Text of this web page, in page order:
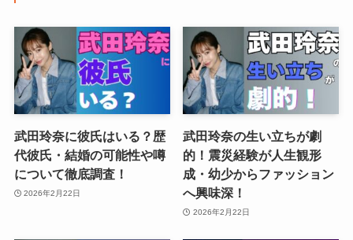
武田玲奈に彼氏はいる？歴
代彼氏・結婚の可能性や噂
について徹底調査！
2026年2月22日
武田玲奈の生い立ちが劇
的！震災経験が人生観形
成・幼少からファッション
へ興味深！
2026年2月22日